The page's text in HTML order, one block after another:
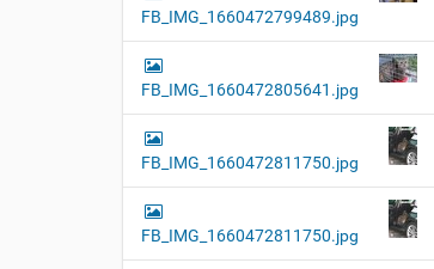
FB_IMG_1660472799489.jpg
FB_IMG_1660472805641.jpg
FB_IMG_1660472811750.jpg
FB_IMG_1660472811750.jpg